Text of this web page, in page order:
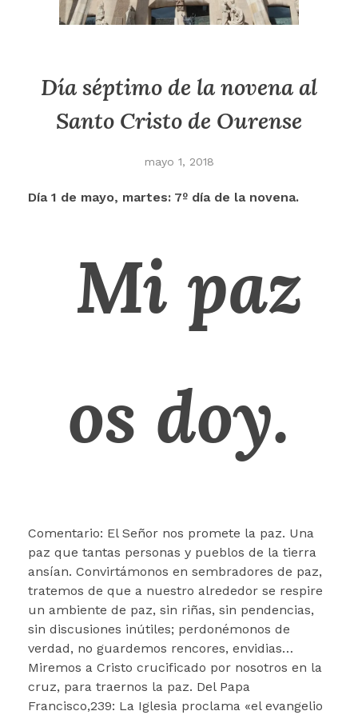
Día séptimo de la novena al
Santo Cristo de Ourense
mayo 1, 2018
Día 1 de mayo, martes: 7º día de la novena.
Mi paz
os doy.
Comentario: El Señor nos promete la paz. Una
paz que tantas personas y pueblos de la tierra
ansían. Convirtámonos en sembradores de paz,
tratemos de que a nuestro alrededor se respire
un ambiente de paz, sin riñas, sin pendencias,
sin discusiones inútiles; perdonémonos de
verdad, no guardemos rencores, envidias…
Miremos a Cristo crucificado por nosotros en la
cruz, para traernos la paz. Del Papa
Francisco,239: La Iglesia proclama «el evangelio